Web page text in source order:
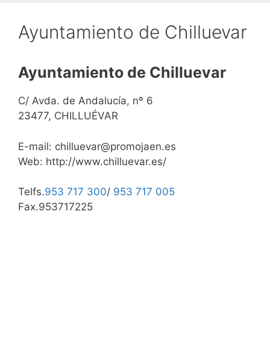
Ayuntamiento de Chilluevar
Ayuntamiento de Chilluevar
C/ Avda. de Andalucía, nº 6
23477, CHILLUÉVAR
E-mail: chilluevar@promojaen.es
Web: http://www.chilluevar.es/
Telfs.953 717 300/ 953 717 005
Fax.953717225